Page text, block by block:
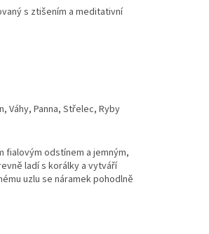
s ztišením a meditativní
Váhy, Panna, Střelec, Ryby
fialovým odstínem a jemným,
ladí s korálky a vytváří
uzlu se náramek pohodlně